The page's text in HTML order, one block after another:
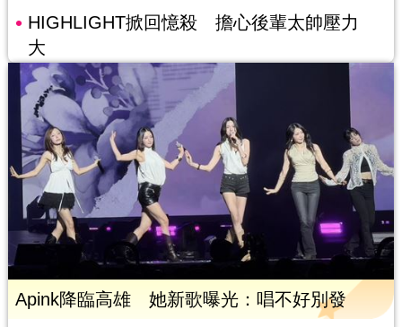
HIGHLIGHT掀回憶殺 擔心後輩太帥壓力
大
Apink降臨高雄 她新歌曝光：唱不好別發